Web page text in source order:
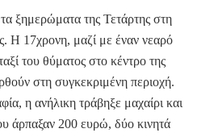
ξημερώματα της Τετάρτης στη
Η 17χρονη, μαζί με έναν νεαρό
του θύματος στο κέντρο της
στη συγκεκριμένη περιοχή.
η ανήλικη τράβηξε μαχαίρι και
άρπαξαν 200 ευρώ, δύο κινητά